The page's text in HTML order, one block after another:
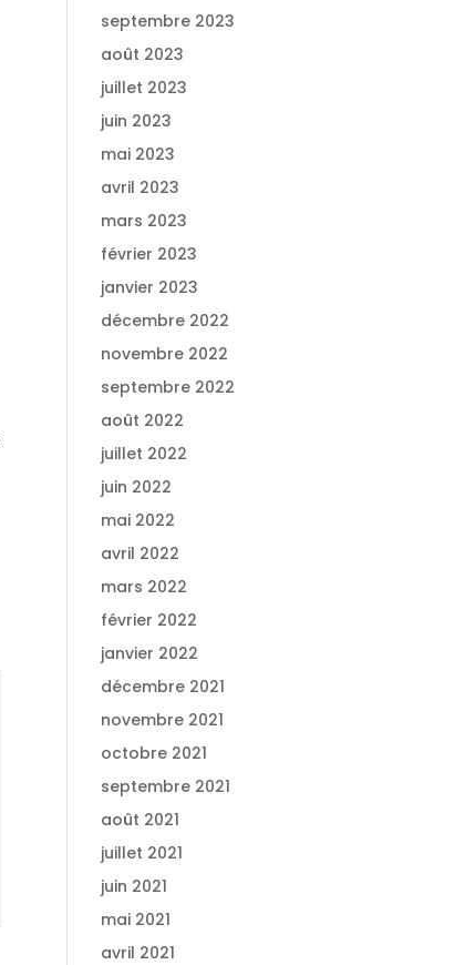
septembre 2023
août 2023
juillet 2023
juin 2023
mai 2023
avril 2023
mars 2023
février 2023
janvier 2023
décembre 2022
novembre 2022
septembre 2022
août 2022
juillet 2022
juin 2022
mai 2022
avril 2022
mars 2022
février 2022
janvier 2022
décembre 2021
novembre 2021
octobre 2021
septembre 2021
août 2021
juillet 2021
juin 2021
mai 2021
avril 2021